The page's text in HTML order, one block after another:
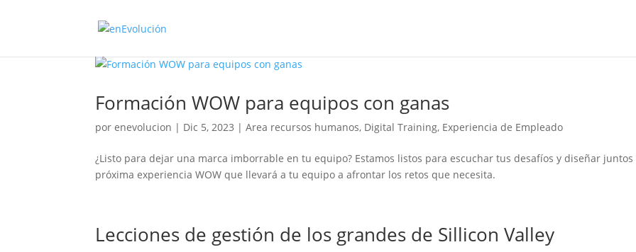
Formación WOW para equipos con ganas
porenevolucion | Dic 5, 2023 |Area recursos humanos, Digital Training, Experiencia de Empleado
¿Listo para dejar una marca imborrable en tu equipo? Estamos listos para escuchar tus desafíos y diseñar juntos
próxima experiencia WOW que llevará a tu equipo a afrontar los retos que necesita.
Lecciones de gestión de los grandes de Sillicon Valley